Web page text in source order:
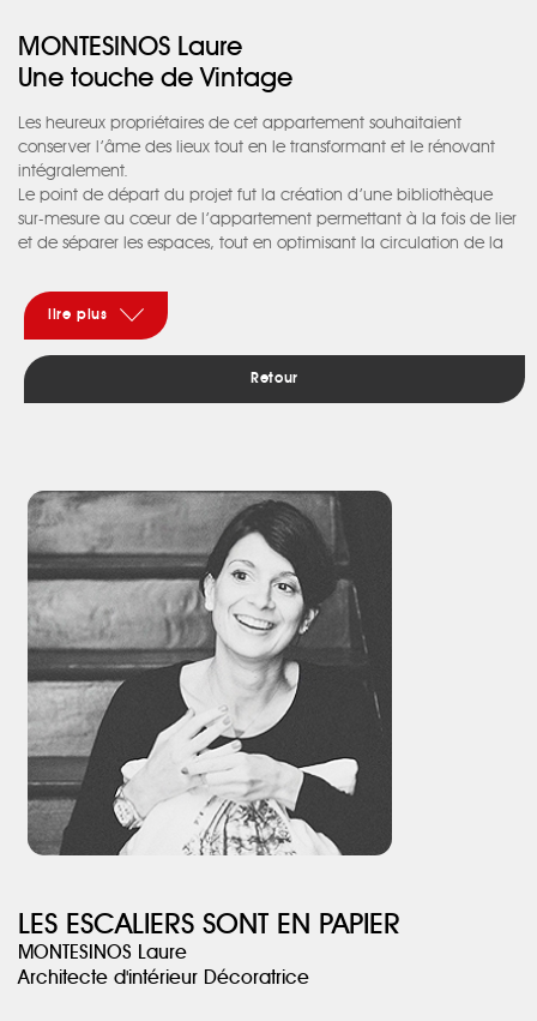
MONTESINOS Laure
Une touche de Vintage
Les heureux propriétaires de cet appartement souhaitaient
conserver l’âme des lieux tout en le transformant et le rénovant
intégralement.
Le point de départ du projet fut la création d’une bibliothèque
sur-mesure au cœur de l’appartement permettant à la fois de lier
et de séparer les espaces, tout en optimisant la circulation de la
Choisis avec soin dans l’esprit vintage souhaité par les clients, les
teintes et revêtements muraux viennent souligner judicieusement
les volumes redessinés.
Quelques formes courbes viennent également ponctuer les murs
lire plus
Retour
LES ESCALIERS SONT EN PAPIER
MONTESINOS Laure
Architecte d'intérieur Décoratrice